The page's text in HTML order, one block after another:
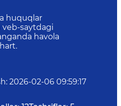
huquqlar
veb-saytdagi
havola
: 2026-02-06 09:59:17